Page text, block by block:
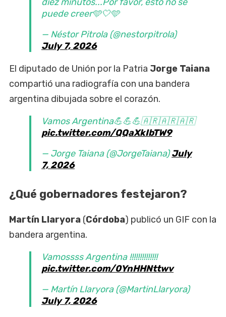
puede creer🩵🤍🩵
— Néstor Pitrola (@nestorpitrola)
July 7, 2026
El diputado de Unión por la Patria Jorge Taiana
compartió una radiografía con una bandera
argentina dibujada sobre el corazón.
Vamos Argentina💪💪💪🇦🇷🇦🇷🇦🇷
pic.twitter.com/QQaXkIbTW9
— Jorge Taiana (@JorgeTaiana)July
7, 2026
¿Qué gobernadores festejaron?
Martín Llaryora (Córdoba) publicó un GIF con la
bandera argentina.
Vamossss Argentina !!!!!!!!!!!!!!
pic.twitter.com/0YnHHNttwv
— Martín Llaryora (@MartinLlaryora)
July 7, 2026